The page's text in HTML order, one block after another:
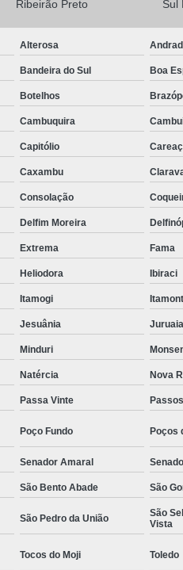
Camisa Social Manga Longa
Camisa Social Manga
Camisa Social Masculina
Camisa a Rigor Social
Social Branca Masculina
Camisa Social Jeans
Social Masculina a Rigor
Manga Longa Social
Social Branca Masculina
Camisa Social Jeans
Camisa Social Masculina
Camisa Social
Camisa Social Masculina
Fábrica Camisa Social
Fábrica
Fábrica de Camisa Social
Loja de Fábrica Camisa
Ribeirão Preto Sul
Alterosa
Bandeira do Sul Boa
Botelhos
Cambuquira
Capitólio
Caxambu
Consolação
Delfim Moreira
Extrema Fama
Heliodora Ibiraci
Itamogi
Jesuânia Juruaia
Minduri
Natércia Nova
Passa Vinte Passos
Poço Fundo Poços
Senador Amaral
São Bento Abade São
São Pedro da União
São
Vista
Tocos do Moji Toledo